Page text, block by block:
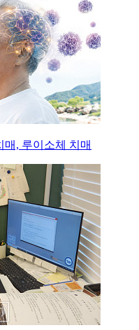
, 루이소체 치매